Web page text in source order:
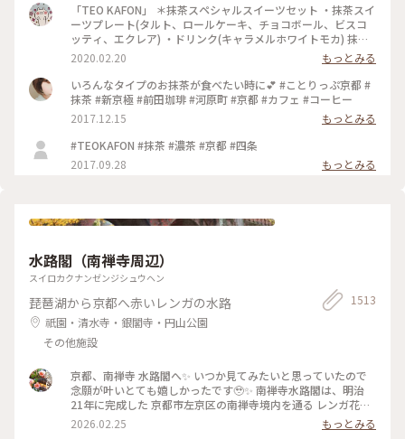
「TEO KAFON」 ＊抹茶スペシャルスイーツセット ・抹茶スイ
ーツプレート(タルト、ロールケーキ、チョコボール、ビスコ
ッティ、エクレア) ・ドリンク(キャラメルホワイトモカ) 抹茶
三昧出来て大満足したそうです。 フォークを2本用意して頂い
たのですが、娘一人で完食でした。 #TEO KAFON#抹茶三昧#
プチことりっぷ京都#冬のおでかけ
2020.02.20
もっとみる
いろんなタイプのお抹茶が食べたい時に💕 #ことりっぷ京都 #
抹茶 #新京極 #前田珈琲 #河原町 #京都 #カフェ #コーヒー
2017.12.15
もっとみる
#TEOKAFON #抹茶 #濃茶 #京都 #四条
2017.09.28
もっとみる
水路閣（南禅寺周辺）
スイロカクナンゼンジシュウヘン
琵琶湖から京都へ赤いレンガの水路
祇園・清水寺・銀閣寺・円山公園
その他施設
1513
京都、南禅寺 水路閣へ✨ いつか見てみたいと思っていたので
念願が叶いとても嬉しかったです🥹✨ 南禅寺水路閣は、明治
21年に完成した 京都市左京区の南禅寺境内を通る レンガ花崗
岩造りのアーチ型水道橋。 琵琶湖疏水事業の一環として 田辺
朔郎氏が設計しました。 レトロなアーチがとても雰囲気があ
2026.02.25
もっとみる